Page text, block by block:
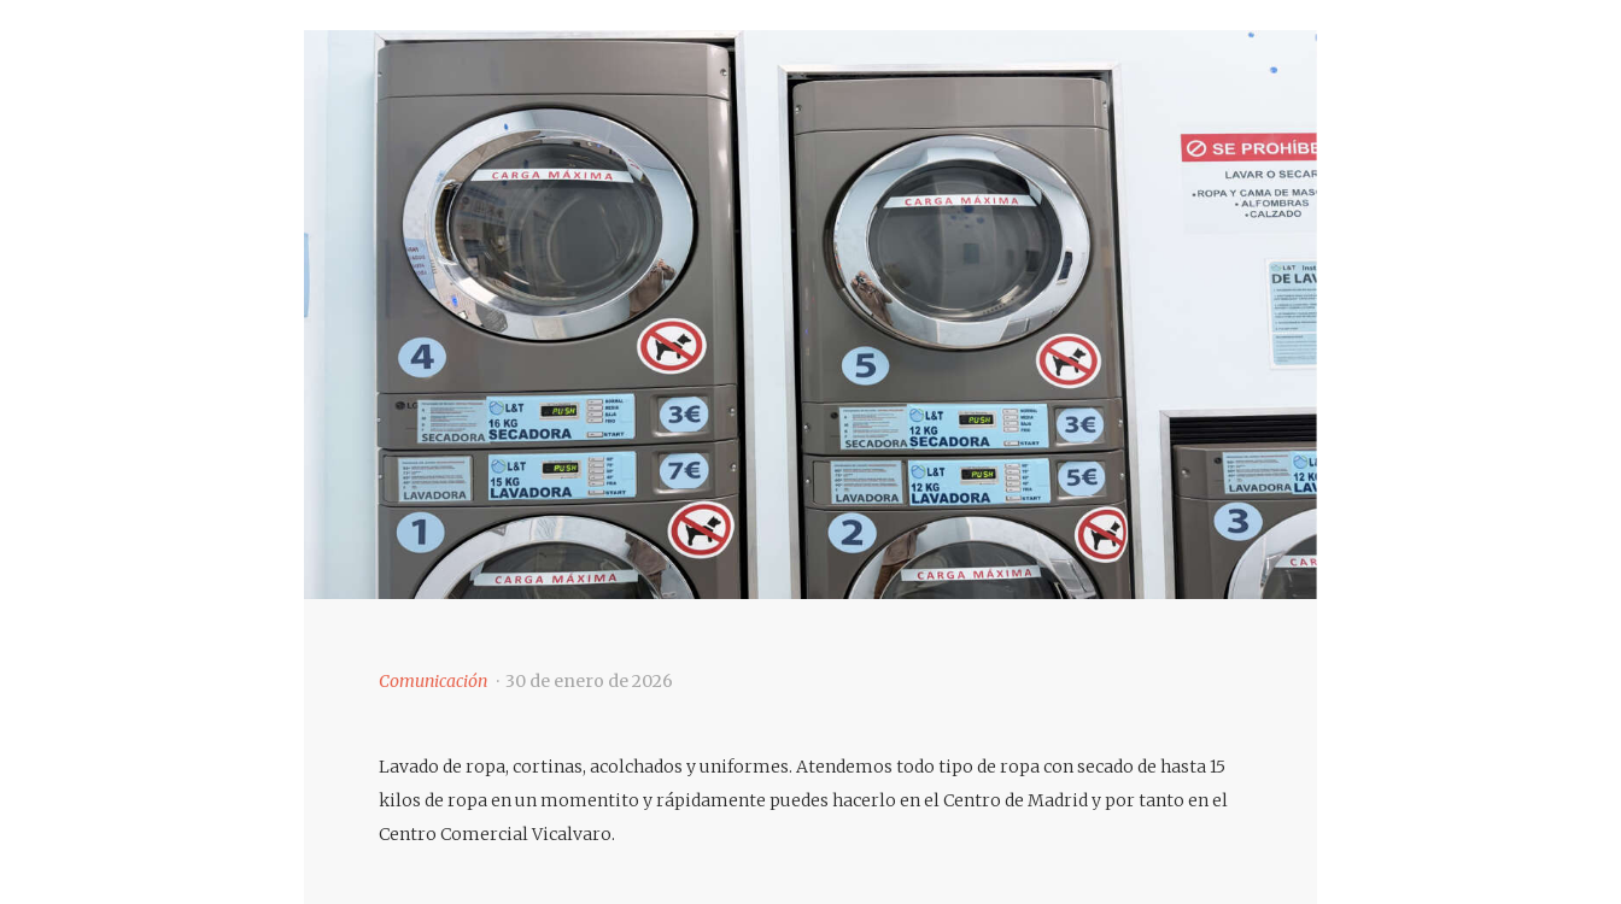
Comunicación 30 de enero de 2026
Lavado de ropa, cortinas, acolchados y uniformes. Atendemos todo tipo de ropa con secado de hasta 15
kilos de ropa en un momentito y rápidamente puedes hacerlo en el Centro de Madrid y por tanto en el
Centro Comercial Vicalvaro.